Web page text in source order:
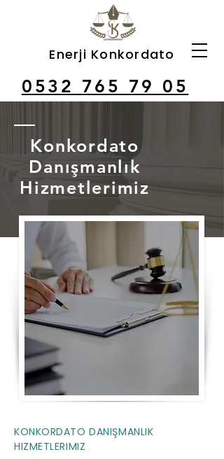
0532 765 79 05
Enerji Konkordato
Konkordato
Danışmanlık
Hizmetlerimiz
KONKORDATO DANIŞMANLIK
HIZMETLERIMIZ